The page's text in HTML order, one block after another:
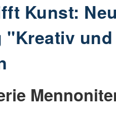
Kunst:
"Kreativ